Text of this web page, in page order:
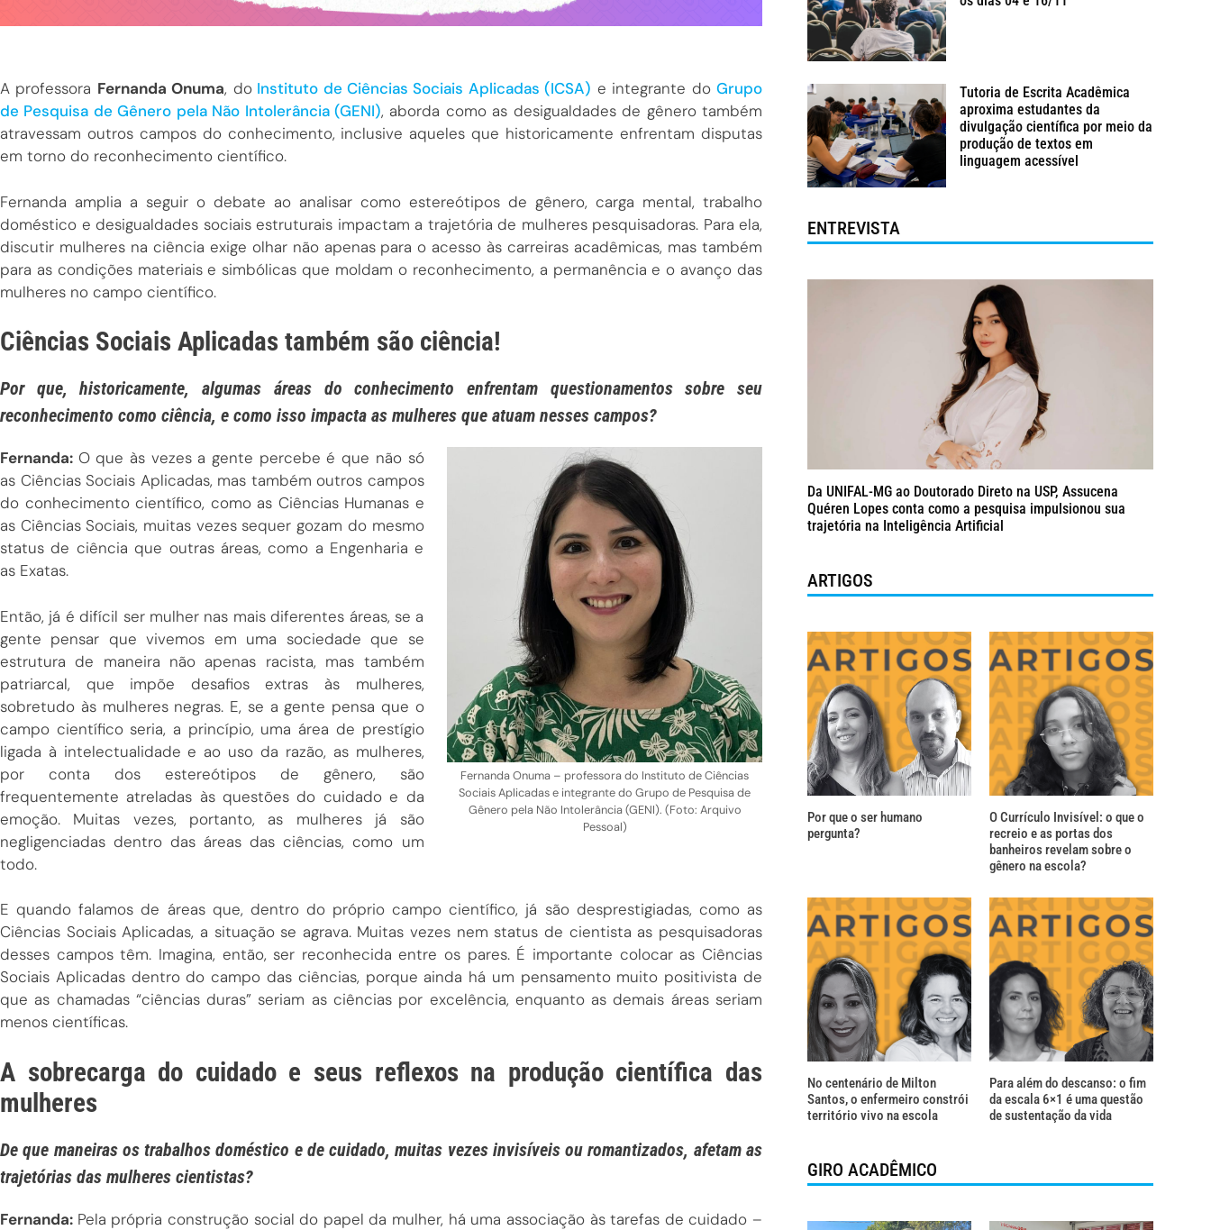
A professora Fernanda Onuma, doInstituto de Ciências Sociais Aplicadas (ICSA) e integrante doGrupo
de Pesquisa de Gênero pela Não Intolerância (GENI), aborda como as desigualdades de gênero também
atravessam outros campos do conhecimento, inclusive aqueles que historicamente enfrentam disputas
em torno do reconhecimento científico.
Fernanda amplia a seguir o debate ao analisar como estereótipos de gênero, carga mental, trabalho
doméstico e desigualdades sociais estruturais impactam a trajetória de mulheres pesquisadoras. Para ela,
discutir mulheres na ciência exige olhar não apenas para o acesso às carreiras acadêmicas, mas também
para as condições materiais e simbólicas que moldam o reconhecimento, a permanência e o avanço das
mulheres no campo científico.
Ciências Sociais Aplicadas também são ciência!
Por que, historicamente, algumas áreas do conhecimento enfrentam questionamentos sobre seu
reconhecimento como ciência, e como isso impacta as mulheres que atuam nesses campos?
Fernanda Onuma – professora do Instituto de Ciências
Sociais Aplicadas e integrante do Grupo de Pesquisa de
Gênero pela Não Intolerância (GENI). (Foto: Arquivo
Pessoal)
Fernanda: O que às vezes a gente percebe é que não só
as Ciências Sociais Aplicadas, mas também outros campos
do conhecimento científico, como as Ciências Humanas e
as Ciências Sociais, muitas vezes sequer gozam do mesmo
status de ciência que outras áreas, como a Engenharia e
as Exatas.
Então, já é difícil ser mulher nas mais diferentes áreas, se a
gente pensar que vivemos em uma sociedade que se
estrutura de maneira não apenas racista, mas também
patriarcal, que impõe desafios extras às mulheres,
sobretudo às mulheres negras. E, se a gente pensa que o
campo científico seria, a princípio, uma área de prestígio
ligada à intelectualidade e ao uso da razão, as mulheres,
por conta dos estereótipos de gênero, são
frequentemente atreladas às questões do cuidado e da
emoção. Muitas vezes, portanto, as mulheres já são
negligenciadas dentro das áreas das ciências, como um
todo.
E quando falamos de áreas que, dentro do próprio campo científico, já são desprestigiadas, como as
Ciências Sociais Aplicadas, a situação se agrava. Muitas vezes nem status de cientista as pesquisadoras
desses campos têm. Imagina, então, ser reconhecida entre os pares. É importante colocar as Ciências
Sociais Aplicadas dentro do campo das ciências, porque ainda há um pensamento muito positivista de
que as chamadas “ciências duras” seriam as ciências por excelência, enquanto as demais áreas seriam
menos científicas.
A sobrecarga do cuidado e seus reflexos na produção científica das
mulheres
De que maneiras os trabalhos doméstico e de cuidado, muitas vezes invisíveis ou romantizados, afetam as
trajetórias das mulheres cientistas?
Fernanda: Pela própria construção social do papel da mulher, há uma associação às tarefas de cuidado –
Tutoria de Escrita Acadêmica
aproxima estudantes da
divulgação científica por meio da
produção de textos em
linguagem acessível
ENTREVISTA
Da UNIFAL-MG ao Doutorado Direto na USP, Assucena
Quéren Lopes conta como a pesquisa impulsionou sua
trajetória na Inteligência Artificial
ARTIGOS
Por que o ser humano
pergunta?
O Currículo Invisível: o que o
recreio e as portas dos
banheiros revelam sobre o
gênero na escola?
No centenário de Milton
Santos, o enfermeiro constrói
território vivo na escola
Para além do descanso: o fim
da escala 6×1 é uma questão
de sustentação da vida
GIRO ACADÊMICO